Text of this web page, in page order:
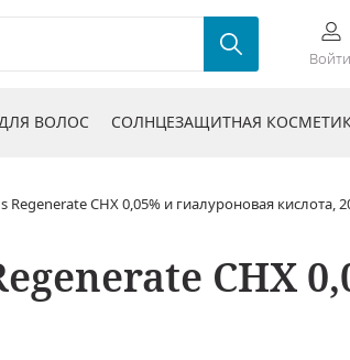
Войти
ВОЛОС СОЛНЦЕЗАЩИТНАЯ
CHX 0,05% и гиалуроновая кислота,
CHX